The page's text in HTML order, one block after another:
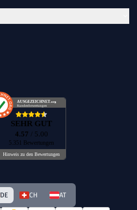
AUSGEZEICHNET.org
Kundenbewertungen
SEHR GUT
4.57 / 5.00
5.351 Bewertungen
Hinweis zu den Bewertungen
DE CH AT